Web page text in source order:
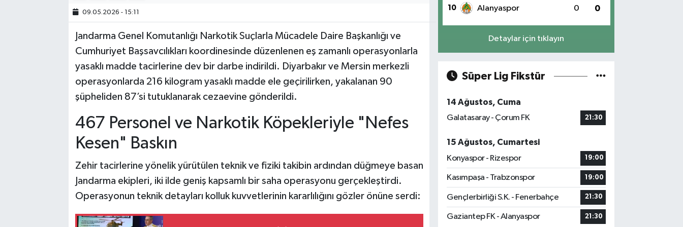
09.05.2026 - 15:11
Jandarma Genel Komutanlığı Narkotik Suçlarla Mücadele Daire Başkanlığı ve
Cumhuriyet Başsavcılıkları koordinesinde düzenlenen eş zamanlı operasyonlarla
yasaklı madde tacirlerine dev bir darbe indirildi. Diyarbakır ve Mersin merkezli
operasyonlarda 216 kilogram yasaklı madde ele geçirilirken, yakalanan 90
şüpheliden 87’si tutuklanarak cezaevine gönderildi.
467 Personel ve Narkotik Köpekleriyle "Nefes
Kesen" Baskın
Zehir tacirlerine yönelik yürütülen teknik ve fiziki takibin ardından düğmeye basan
Jandarma ekipleri, iki ilde geniş kapsamlı bir saha operasyonu gerçekleştirdi.
Operasyonun teknik detayları kolluk kuvvetlerinin kararlılığını gözler önüne serdi:
10 Alanyaspor 0 0
Detaylar için tıklayın
Süper Lig Fikstür
14 Ağustos, Cuma
Galatasaray - Çorum FK
21:30
15 Ağustos, Cumartesi
Konyaspor - Rizespor
19:00
Kasımpaşa - Trabzonspor 19:00
Gençlerbirliği S.K. - Fenerbahçe 21:30
Gaziantep FK - Alanyaspor 21:30
Bilim, Teknoloji